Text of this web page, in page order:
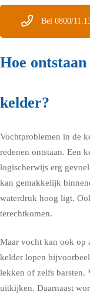
Bel 0800/
Hoe
kelder?
Vochtproblemen in de
redenen ontstaan. Een
logischerwijs erg
kan gemakkelijk
waterdruk hoog ligt.
terechtkomen.
Maar vocht kan ook op
kelder lopen
lekken of zelfs barsten.
uitkijken. Daarnaast